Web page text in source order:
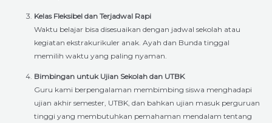
Kelas Fleksibel dan Terjadwal Rapi
Waktu belajar bisa disesuaikan dengan jadwal sekolah atau
kegiatan ekstrakurikuler anak. Ayah dan Bunda tinggal
memilih waktu yang paling nyaman.
Bimbingan untuk Ujian Sekolah dan UTBK
Guru kami berpengalaman membimbing siswa menghadapi
ujian akhir semester, UTBK, dan bahkan ujian masuk perguruan
tinggi yang membutuhkan pemahaman mendalam tentang